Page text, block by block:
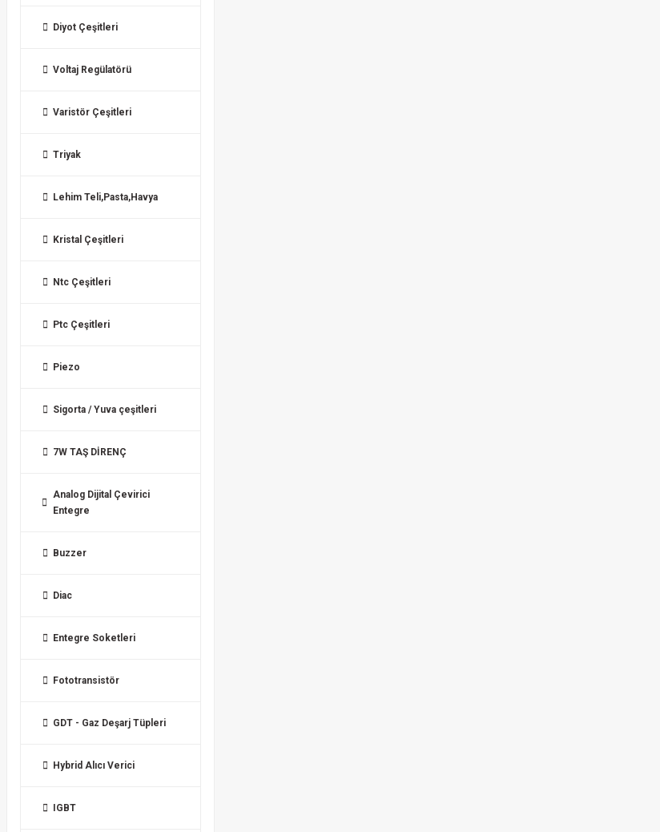
Diyot Çeşitleri
Voltaj Regülatörü
Varistör Çeşitleri
Triyak
Lehim Teli,Pasta,Havya
Kristal Çeşitleri
Ntc Çeşitleri
Ptc Çeşitleri
Piezo
Sigorta / Yuva çeşitleri
7W TAŞ DİRENÇ
Analog Dijital Çevirici
Entegre
Buzzer
Diac
Entegre Soketleri
Fototransistör
GDT - Gaz Deşarj Tüpleri
Hybrid Alıcı Verici
IGBT